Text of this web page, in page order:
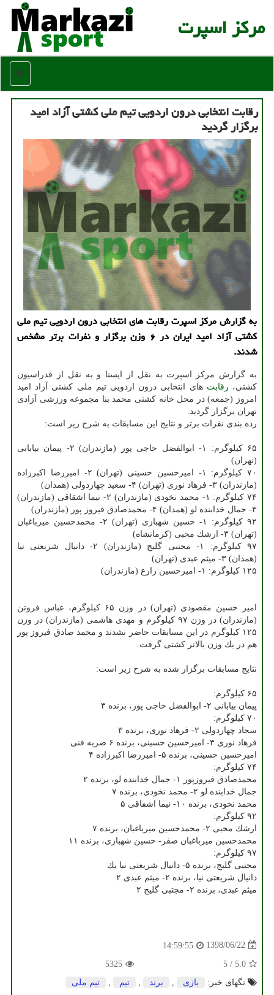
مركز اسپرت
منو
رقابت انتخابی درون اردویی تیم ملی كشتی آزاد امید
برگزار گردید
به گزارش مركز اسپرت رقابت های انتخابی درون اردویی تیم ملی
كشتی آزاد امید ایران در ۶ وزن برگزار و نفرات برتر مشخص
شدند.
به گزارش مركز اسپرت به نقل از ایسنا و به نقل از فدراسیون
كشتی، رقابت های انتخابی درون اردویی تیم ملی كشتی آزاد امید
امروز (جمعه) در محل خانه كشتی محمد بنا مجموعه ورزشی آزادی
تهران برگزار گردید.
رده بندی نفرات برتر و نتایج این مسابقات به شرح زیر است:
۶۵ كیلوگرم: ۱- ابوالفضل حاجی پور (مازندران) ۲- پیمان بیابانی
(تهران)
۷۰ كیلوگرم: ۱- امیرحسین حسینی (تهران) ۲- امیررضا اكبرزاده
(مازندران) ۳- فرهاد نوری (تهران) ۴- سعید چهاردولی (همدان)
۷۴ كیلوگرم: ۱- محمد نخودی (مازندران) ۲- نیما اشقاقی (مازندران)
۳- جمال خدابنده لو (همدان) ۴- محمدصادق فیروز پور (مازندران)
۹۲ كیلوگرم: ۱- حسین شهبازی (تهران) ۲- محمدحسین میرباغبان
(تهران) ۳- ارشك محبی (كرمانشاه)
۹۷ كیلوگرم: ۱- مجتبی گلیج (مازندران) ۲- دانیال شریعتی نیا
(همدان) ۳- میثم عبدی (تهران)
۱۲۵ كیلوگرم: ۱- امیرحسین زارع (مازندران)
امیر حسین مقصودی (تهران) در وزن ۶۵ كیلوگرم، عباس فروتن
(مازندران) در وزن ۹۷ كیلوگرم و مهدی هاشمی (مازندران) در وزن
۱۲۵ كیلوگرم در این مسابقات حاضر نشدند و محمد صادق فیروز پور
هم در یك وزن بالاتر كشتی گرفت.
نتایج مسابقات برگزار شده به شرح زیر است:
۶۵ كیلوگرم:
پیمان بیابانی ۲- ابوالفضل حاجی پور، برنده ۳
۷۰ كیلوگرم:
سجاد چهاردولی ۲- فرهاد نوری، برنده ۳
فرهاد نوری ۳- امیرحسین حسینی، برنده ۶ ضربه فنی
امیرحسین حسینی، برنده ۵- امیررضا اكبرزاده ۴
۷۴ كیلوگرم:
محمدصادق فیروزپور ۱- جمال خدابنده لو، برنده ۲
جمال خدابنده لو ۲- محمد نخودی، برنده ۷
محمد نخودی، برنده ۱۰- نیما اشفاقی ۵
۹۲ كیلوگرم:
ارشك محبی ۲- محمدحسین میرباغبان، برنده ۷
محمدحسین میرباغبان صفر- حسین شهبازی، برنده ۱۱
۹۷ كیلوگرم:
مجتبی گلیج، برنده ۵- دانیال شریعتی نیا یك
دانیال شریعتی نیا، برنده ۲- میثم عبدی ۲
میثم عبدی، برنده ۲- مجتبی گلیج ۲
1398/06/22
14:59:55
5.0
/
5
5325
تگهای خبر:
بازی برند تیم تیم ملی